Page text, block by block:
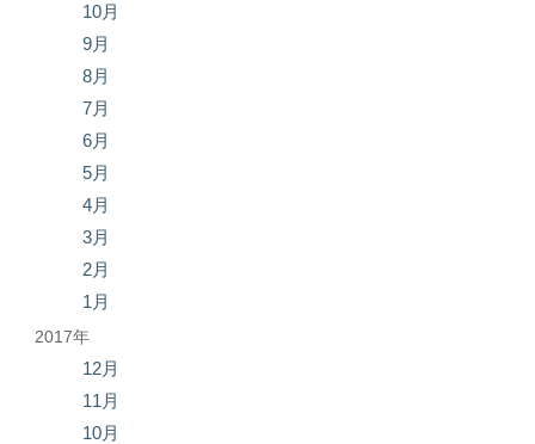
10月
9月
8月
7月
6月
5月
4月
3月
2月
1月
2017年
12月
11月
10月